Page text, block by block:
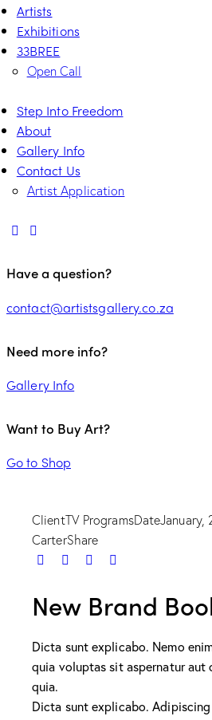
Artists
Exhibitions
33BREE
Open Call
Step Into Freedom
About
Gallery Info
Contact Us
Artist Application
Have a question?
contact@artistsgallery.co.za
Need more info?
Gallery Info
Want to Buy Art?
Go to Shop
ClientTV ProgramsDateJanuary,
CarterShare
New Brand
Dicta sunt explicabo. Nemo
quia voluptas sit aspernatur
quia.
Dicta sunt explicabo.